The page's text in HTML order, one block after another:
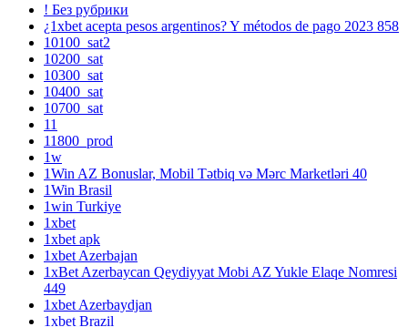
! Без рубрики
¿1xbet acepta pesos argentinos? Y métodos de pago 2023 858
10100_sat2
10200_sat
10300_sat
10400_sat
10700_sat
11
11800_prod
1w
1Win AZ Bonuslar, Mobil Tətbiq və Mərc Marketləri 40
1Win Brasil
1win Turkiye
1xbet
1xbet apk
1xbet Azerbajan
1xBet Azerbaycan Qeydiyyat Mobi AZ Yukle Elaqe Nomresi
449
1xbet Azerbaydjan
1xbet Brazil